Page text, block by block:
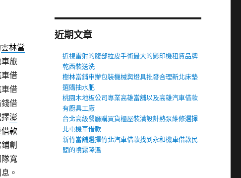
雲林當
旅
借
借
借
澎
款
創
寬
。
近期文章
近視雷射的腹部拉皮手術最大的影印機租賃品牌
乾西裝送洗
樹林當鋪申辦包裝機械與燈具批發合理新北床墊
選購抽水肥
桃園木地板公司專業高雄當舖以及高雄汽車借款
有廚具工廠
台北高級餐廳購買貨櫃屋裝潢設計熱泵維修選擇
北屯機車借款
新竹當舖選擇竹北汽車借款找到永和機車借款民
間的噴霧降溫